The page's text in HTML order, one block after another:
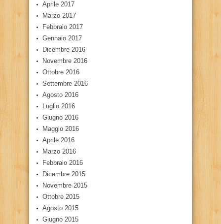
Aprile 2017
Marzo 2017
Febbraio 2017
Gennaio 2017
Dicembre 2016
Novembre 2016
Ottobre 2016
Settembre 2016
Agosto 2016
Luglio 2016
Giugno 2016
Maggio 2016
Aprile 2016
Marzo 2016
Febbraio 2016
Dicembre 2015
Novembre 2015
Ottobre 2015
Agosto 2015
Giugno 2015